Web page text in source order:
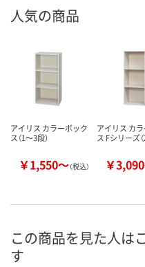
人気の商品
アイリス カラーボック
ス（1～3段）
￥1,550～（税込）
アイリス カ
ス Fシリーズ
￥
この商品を見た人は
す